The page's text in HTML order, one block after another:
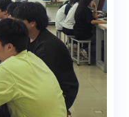
职业素养。...